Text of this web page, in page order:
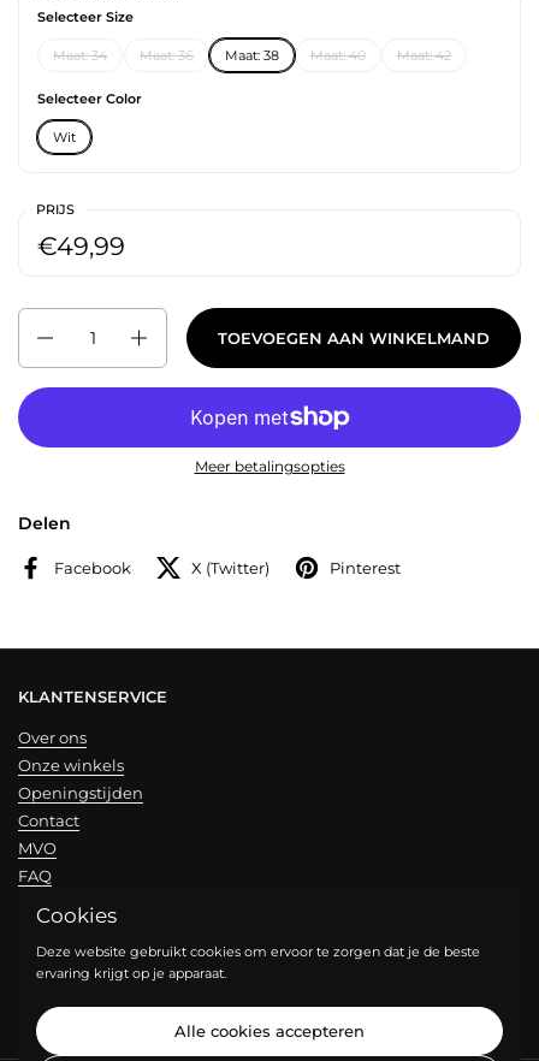
Selecteer Size
Maat: 34 Maat: 36 Maat: 38 Maat: 40 Maat: 42
Selecteer Color
Wit
PRIJS
€49,99
TOEVOEGEN AAN WINKELMAND
Meer betalingsopties
Delen
Facebook X (Twitter) Pinterest
KLANTENSERVICE
Over ons
Onze winkels
Openingstijden
Contact
MVO
FAQ
Cookies
Deze website gebruikt cookies om ervoor te zorgen dat je de beste
ervaring krijgt op je apparaat.
Alle cookies accepteren